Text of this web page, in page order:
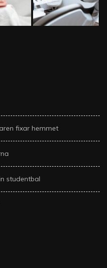
fixar hemmet
studentbal